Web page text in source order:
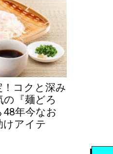
コクと深み
『麺どろ
年今なお
けアイテ